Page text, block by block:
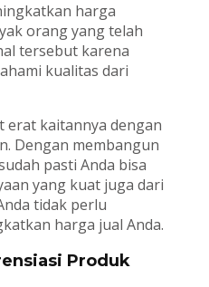
harga
orang yang telah
tersebut karena
kualitas dari
erat kaitannya dengan
Dengan membangun
pasti Anda bisa
yang kuat juga dari
tidak perlu
harga jual Anda.
Produk